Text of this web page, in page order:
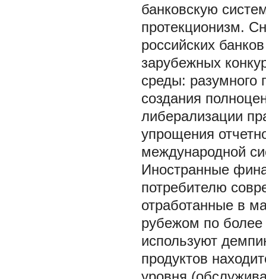
банковскую
протекционизм.
российских
зарубежных
среды: разумного
создания
либерализации
упрощения
международной
Иностранные
потребителю
отработанные в
рубежом по более
используют
продуктов